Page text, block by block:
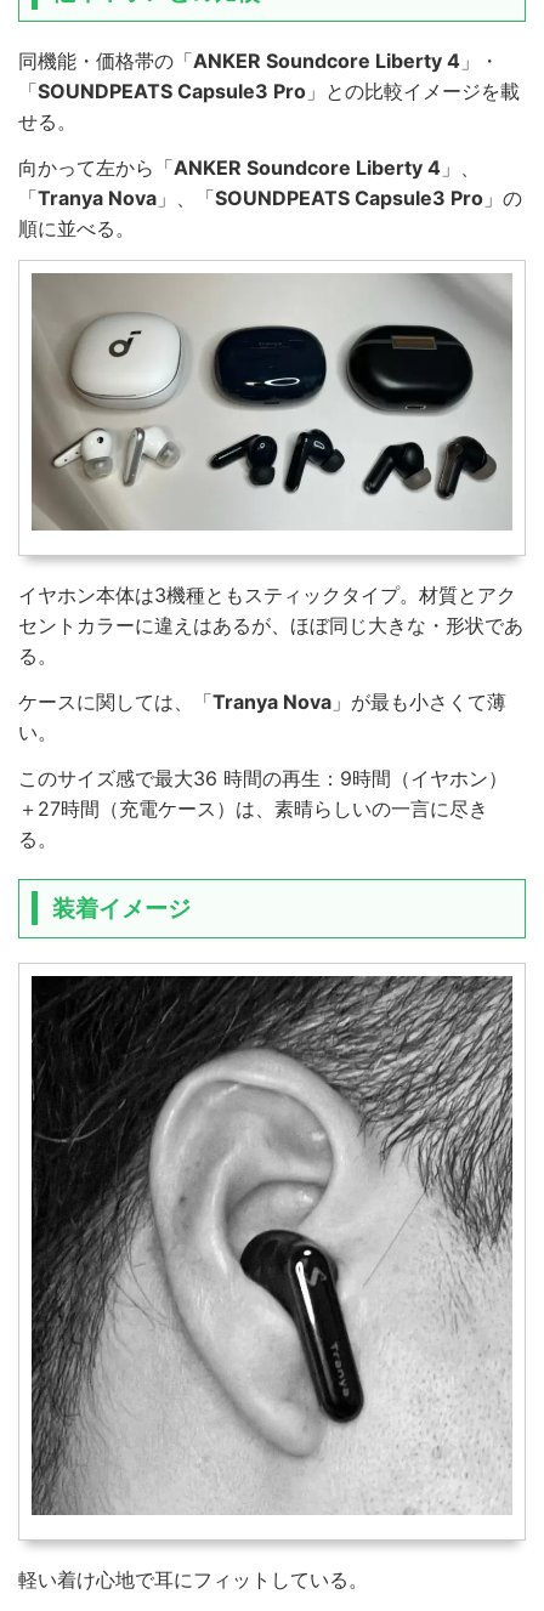
同機能・価格帯の「ANKER Soundcore Liberty 4 」・
「SOUNDPEATS Capsule3 Pro 」との比較イメージを載
せる。
向かって左から「ANKER Soundcore Liberty 4 」、
「Tranya Nova 」、「SOUNDPEATS Capsule3 Pro 」の
順に並べる。
イヤホン本体は3機種ともスティックタイプ。材質とアク
セントカラーに違えはあるが、ほぼ同じ大きな・形状であ
る。
ケースに関しては、「Tranya Nova 」が最も小さくて薄
い。
このサイズ感で最大36 時間の再生：9時間（イヤホン）
＋27時間（充電ケース）は、素晴らしいの一言に尽き
る。
装着イメージ
軽い着け心地で耳にフィットしている。